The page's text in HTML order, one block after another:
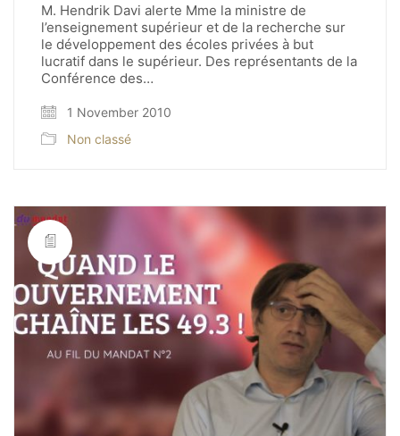
M. Hendrik Davi alerte Mme la ministre de
l’enseignement supérieur et de la recherche sur
le développement des écoles privées à but
lucratif dans le supérieur. Des représentants de la
Conférence des…
1 November 2010
Non classé